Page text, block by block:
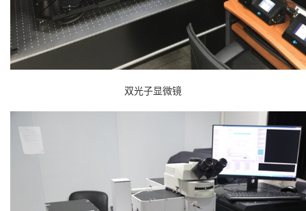
双光子显微镜